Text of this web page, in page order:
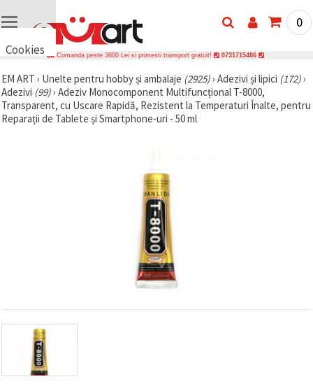
Cookies
vrem să vă
oferim
câteva
cookie -uri.
Cu toate
Puteți fi de
acord să
utilizați
cookie -
0
Comanda peste 3800 Lei si primesti transport gratuit! 0731715486
EM ART › Unelte pentru hobby și ambalaje (2925)› Adezivi și lipici (172)›
Adezivi (99)› Adeziv Monocomponent Multifuncțional T-8000,
Transparent, cu Uscare Rapidă, Rezistent la Temperaturi Înalte, pentru
Reparații de Tablete și Smartphone-uri - 50 ml